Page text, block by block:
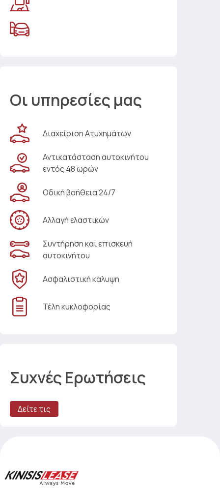
Οι υπηρεσίες μας
Διαχείριση Ατυχημάτων
Αντικατάσταση αυτοκινήτου
εντός 48 ωρών
Οδική βοήθεια 24/7
Αλλαγή ελαστικών
Συντήρηση και επισκευή
αυτοκινήτου
Ασφαλιστική κάλυψη
Τέλη κυκλοφορίας
Συχνές Ερωτήσεις
Δείτε τις